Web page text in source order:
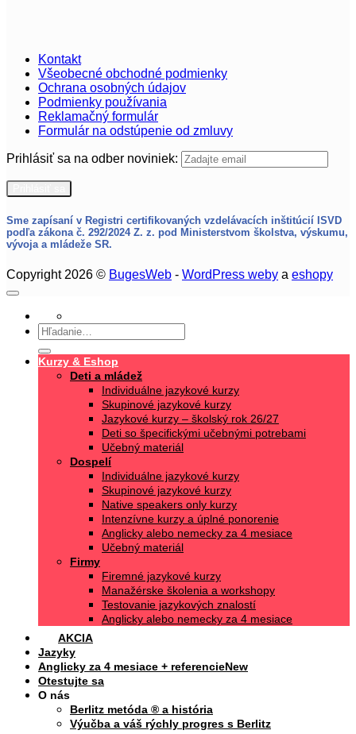
Kontakt
Všeobecné obchodné podmienky
Ochrana osobných údajov
Podmienky používania
Reklamačný formulár
Formulár na odstúpenie od zmluvy
Prihlásiť sa na odber noviniek:
Sme zapísaní v Registri certifikovaných vzdelávacích inštitúcií ISVD
podľa zákona č. 292/2024 Z. z. pod Ministerstvom školstva, výskumu,
vývoja a mládeže SR.
Copyright 2026 © BugesWeb - WordPress weby a eshopy
Hľadať:
Kurzy & Eshop
Deti a mládež
Individuálne jazykové kurzy
Skupinové jazykové kurzy
Jazykové kurzy – školský rok 26/27
Deti so špecifickými učebnými potrebami
Učebný materiál
Dospelí
Individuálne jazykové kurzy
Skupinové jazykové kurzy
Native speakers only kurzy
Intenzívne kurzy a úplné ponorenie
Anglicky alebo nemecky za 4 mesiace
Učebný materiál
Firmy
Firemné jazykové kurzy
Manažérske školenia a workshopy
Testovanie jazykových znalostí
Anglicky alebo nemecky za 4 mesiace
AKCIA
Jazyky
Anglicky za 4 mesiace + referencie
Otestujte sa
O nás
Berlitz metóda ® a história
Výučba a váš rýchly progres s Berlitz